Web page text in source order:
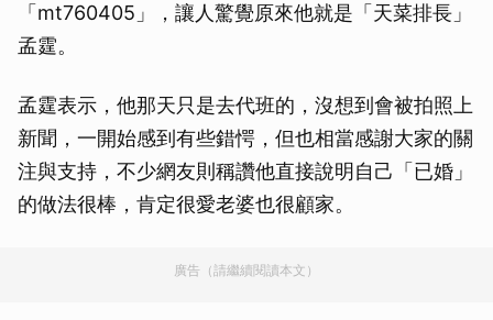
「mt760405」，讓人驚覺原來他就是「天菜排長」
孟霆。
孟霆表示，他那天只是去代班的，沒想到會被拍照上
新聞，一開始感到有些錯愕，但也相當感謝大家的關
注與支持，不少網友則稱讚他直接說明自己「已婚」
的做法很棒，肯定很愛老婆也很顧家。
廣告（請繼續閱讀本文）